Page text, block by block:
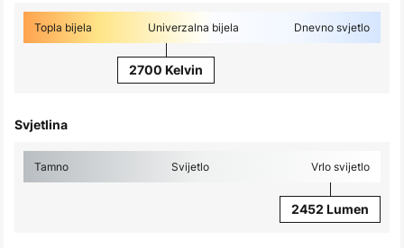
Topla bijela Univerzalna bijela Dnevno svjetlo
2700 Kelvin
Svjetlina
Tamno Svijetlo Vrlo svijetlo
2452 Lumen